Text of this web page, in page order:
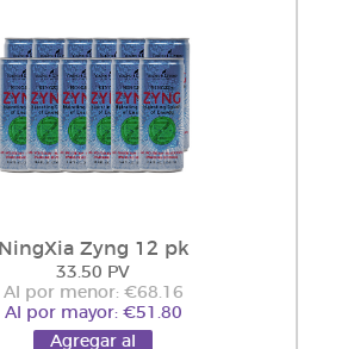
NingXia Zyng 12 pk
33.50 PV
Al por menor: €68.16
Al por mayor: €51.80
Agregar al